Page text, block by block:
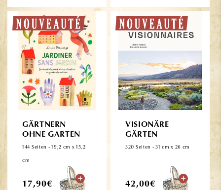
GÄRTNERN
OHNE GARTEN
144 Seiten - 19,2 cm x 15,2
cm
Normaler
17,90€
VISIONÄRE
GÄRTEN
320 Seiten - 31 cm x 26 cm
Normaler
42,00€